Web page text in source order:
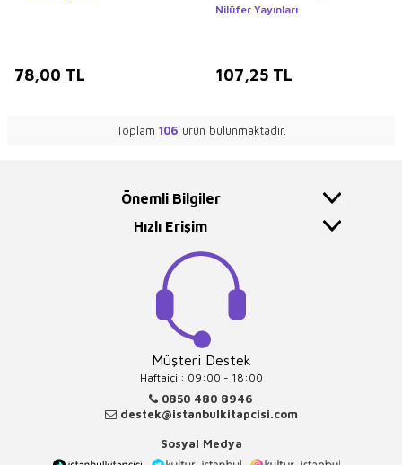
78,00 TL
Nilüfer Yayınları
107,25 TL
Toplam 106 ürün bulunmaktadır.
Önemli Bilgiler
Hızlı Erişim
Müşteri Destek
Haftaiçi : 09:00 - 18:00
0850 480 8946
destek@istanbulkitapcisi.com
Sosyal Medya